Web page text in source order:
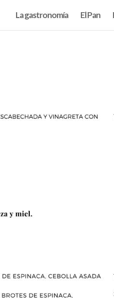
La gastronomía El Pan